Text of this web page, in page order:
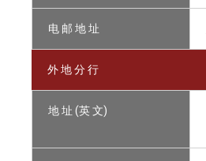
电 邮 地 址
外 地 分 行
地 址 (英 文)